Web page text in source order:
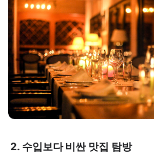
2. 수입보다 비싼 맛집 탐방